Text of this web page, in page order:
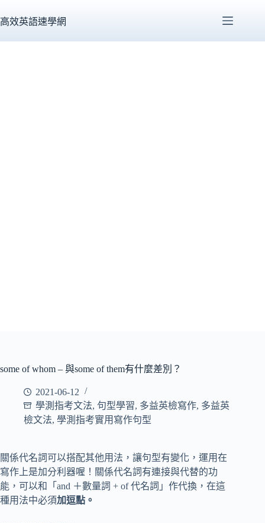
至
高效英語速學網
some of whom – 與some of them有什麼差別？
2021-06-12
學測指考文法, 句型學習, 多益英檢寫作, 多益英
檢文法, 學測指考實用寫作句型
關係代名詞可以搭配其他用法，讓句型有變化，運用在
寫作上是加分利器喔！關係代名詞有連接與代替的功
能，可以和「and ＋數量詞 + of 代名詞」作代換，在這
種用法中必須加逗點。